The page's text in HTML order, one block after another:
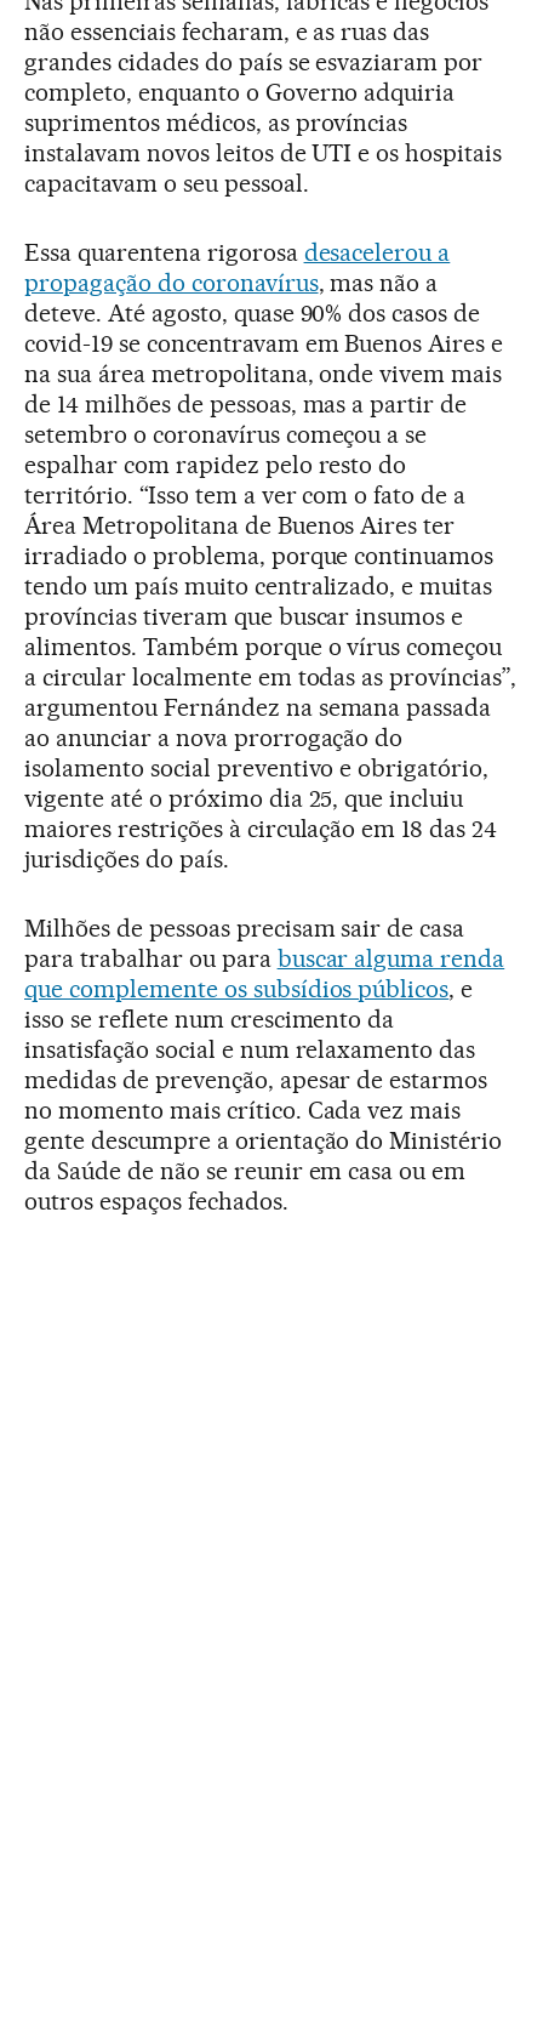
não essenciais fecharam, e as ruas das
grandes cidades do país se esvaziaram por
completo, enquanto o Governo adquiria
suprimentos médicos, as províncias
instalavam novos leitos de UTI e os hospitais
capacitavam o seu pessoal.
Essa quarentena rigorosa desacelerou a
propagação do coronavírus, mas não a
deteve. Até agosto, quase 90% dos casos de
covid-19 se concentravam em Buenos Aires e
na sua área metropolitana, onde vivem mais
de 14 milhões de pessoas, mas a partir de
setembro o coronavírus começou a se
espalhar com rapidez pelo resto do
território. “Isso tem a ver com o fato de a
Área Metropolitana de Buenos Aires ter
irradiado o problema, porque continuamos
tendo um país muito centralizado, e muitas
províncias tiveram que buscar insumos e
alimentos. Também porque o vírus começou
a circular localmente em todas as províncias”,
argumentou Fernández na semana passada
ao anunciar a nova prorrogação do
isolamento social preventivo e obrigatório,
vigente até o próximo dia 25, que incluiu
maiores restrições à circulação em 18 das 24
jurisdições do país.
Milhões de pessoas precisam sair de casa
para trabalhar ou para buscar alguma renda
que complemente os subsídios públicos, e
isso se reflete num crescimento da
insatisfação social e num relaxamento das
medidas de prevenção, apesar de estarmos
no momento mais crítico. Cada vez mais
gente descumpre a orientação do Ministério
da Saúde de não se reunir em casa ou em
outros espaços fechados.